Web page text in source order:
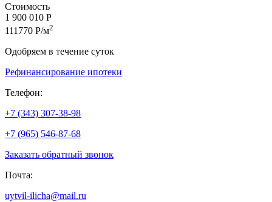
Стоимость
1 900 010 Р
111770 Р/м2
Одобряем в течение суток
Рефинансирование ипотеки
Телефон:
+7 (343) 307-38-98
+7 (965) 546-87-68
Заказать обратный звонок
Почта:
uytvil-ilicha@mail.ru